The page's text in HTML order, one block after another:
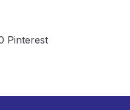
Pinterest